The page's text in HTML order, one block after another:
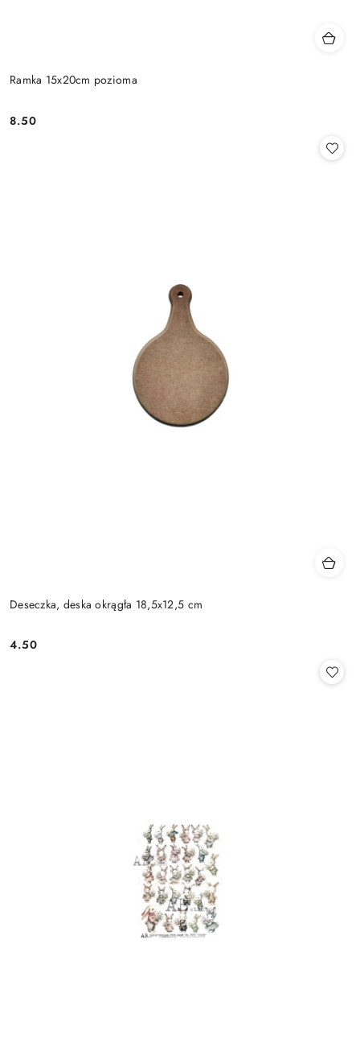
Ramka 15x20cm pozioma
Cena:
8.50
Deseczka, deska okrągła 18,5x12,5 cm
Cena:
4.50